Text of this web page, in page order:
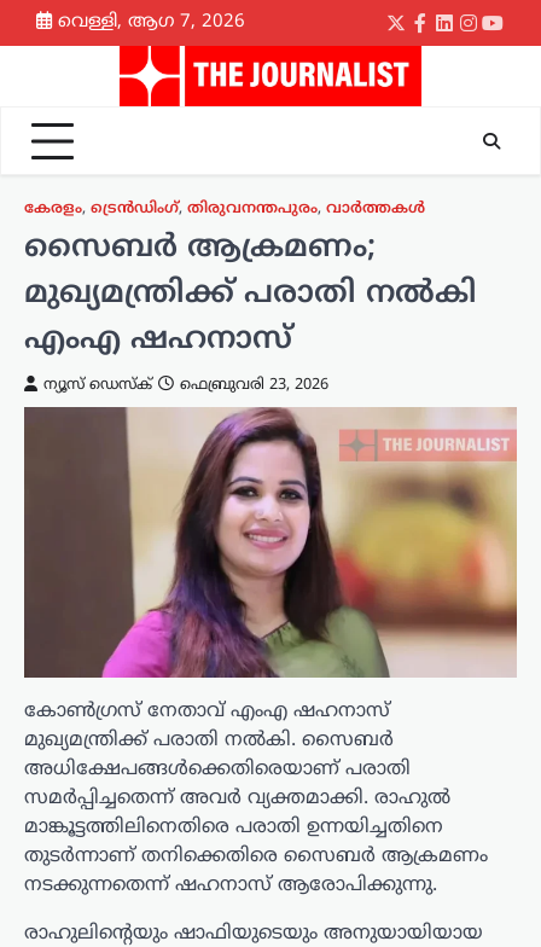
Skip
to
വെള്ളി, ആഗ 7, 2026
Twitter
Facebook
LinkedIn
കേരളം, ട്രെൻഡിംഗ്, തിരുവനന്തപുരം, വാർത്തകൾ
സൈബർ ആക്രമണം;
മുഖ്യമന്ത്രിക്ക്‌ പരാതി നൽകി
എംഎ ഷഹനാസ്
ന്യൂസ് ഡെസ്ക് ഫെബ്രുവരി 23, 2026
കോൺഗ്രസ് നേതാവ് എംഎ ഷഹനാസ്
മുഖ്യമന്ത്രിക്ക് പരാതി നൽകി. സൈബർ
അധിക്ഷേപങ്ങൾക്കെതിരെയാണ് പരാതി
സമർപ്പിച്ചതെന്ന് അവർ വ്യക്തമാക്കി. രാഹുൽ
മാങ്കൂട്ടത്തിലിനെതിരെ പരാതി ഉന്നയിച്ചതിനെ
തുടർന്നാണ് തനിക്കെതിരെ സൈബർ ആക്രമണം
നടക്കുന്നതെന്ന് ഷഹനാസ് ആരോപിക്കുന്നു.
രാഹുലിന്റെയും ഷാഫിയുടെയും അനുയായിയായ